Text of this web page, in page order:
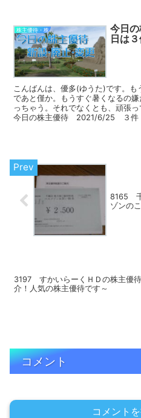
株主優待・株
今日
日は
こんばんは、優多(ゆうた)です。も
であと僅か。もうすぐ暑くなるの
っちゃう。それでなくとも、頑張
今日の株主優待 2021/6/25 ３
8165 千
ゾンの
3197 すかいらーくＨＤの株主優
介！人気の株主優待です～
コメント
コメント